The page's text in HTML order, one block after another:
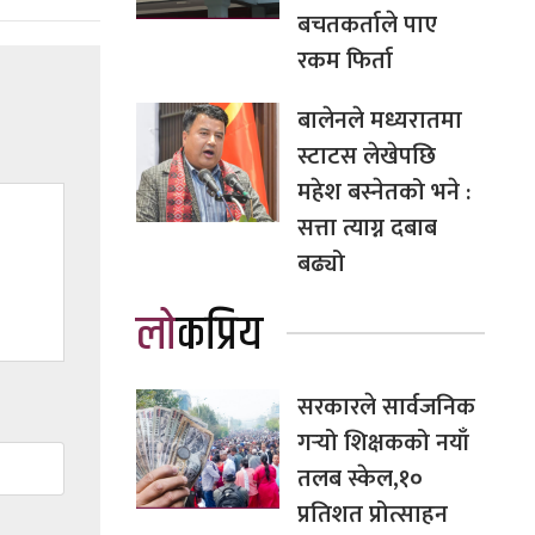
बचतकर्ताले पाए
रकम फिर्ता
बालेनले मध्यरातमा
स्टाटस लेखेपछि
महेश बस्नेतको भने :
सत्ता त्याग्न दबाब
बढ्यो
लोकप्रिय
सरकारले सार्वजनिक
गर्‍यो शिक्षकको नयाँ
तलब स्केल,१०
प्रतिशत प्रोत्साहन